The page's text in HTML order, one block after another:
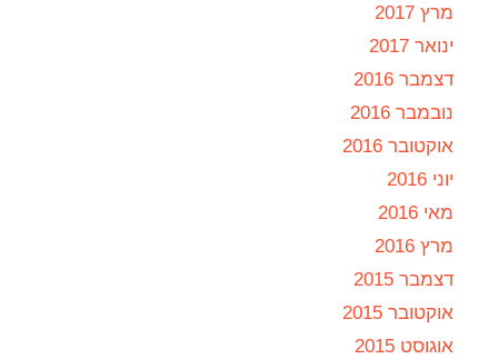
מרץ 2017
ינואר 2017
דצמבר 2016
נובמבר 2016
אוקטובר 2016
יוני 2016
מאי 2016
מרץ 2016
דצמבר 2015
אוקטובר 2015
אוגוסט 2015